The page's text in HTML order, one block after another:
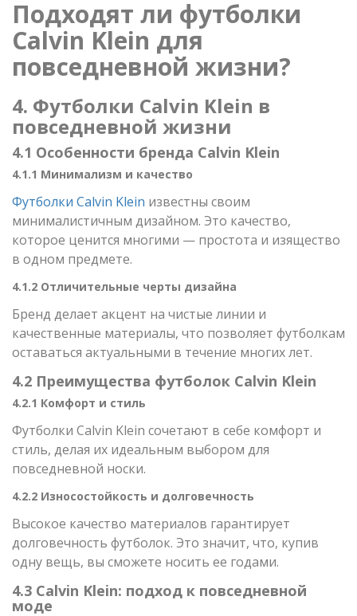
Подходят ли футболки
Calvin Klein для
повседневной жизни?
4. Футболки Calvin Klein в
повседневной жизни
4.1 Особенности бренда Calvin Klein
4.1.1 Минимализм и качество
Футболки Calvin Klein известны своим
минималистичным дизайном. Это качество,
которое ценится многими — простота и изящество
в одном предмете.
4.1.2 Отличительные черты дизайна
Бренд делает акцент на чистые линии и
качественные материалы, что позволяет футболкам
оставаться актуальными в течение многих лет.
4.2 Преимущества футболок Calvin Klein
4.2.1 Комфорт и стиль
Футболки Calvin Klein сочетают в себе комфорт и
стиль, делая их идеальным выбором для
повседневной носки.
4.2.2 Износостойкость и долговечность
Высокое качество материалов гарантирует
долговечность футболок. Это значит, что, купив
одну вещь, вы сможете носить ее годами.
4.3 Calvin Klein: подход к повседневной
моде